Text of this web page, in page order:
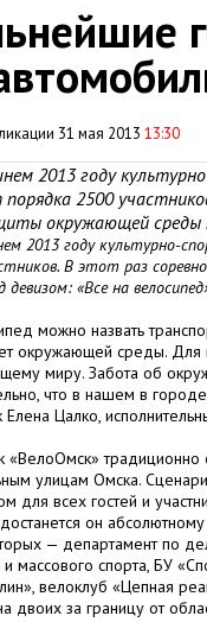
31 мая 2013 13:30
2013 году
порядка 2500
окружающей среды
2013 году культурно-
В этот раз
девизом: «Все на
можно назвать
окружающей среды. Для
миру. Забота об
что в нашем в
Елена Цалко,
«ВелоОмск» традиционно
улицам Омска.
для всех гостей и
он
— департамент по
и массового спорта, БУ
велоклуб «Цепная
двоих за границу от